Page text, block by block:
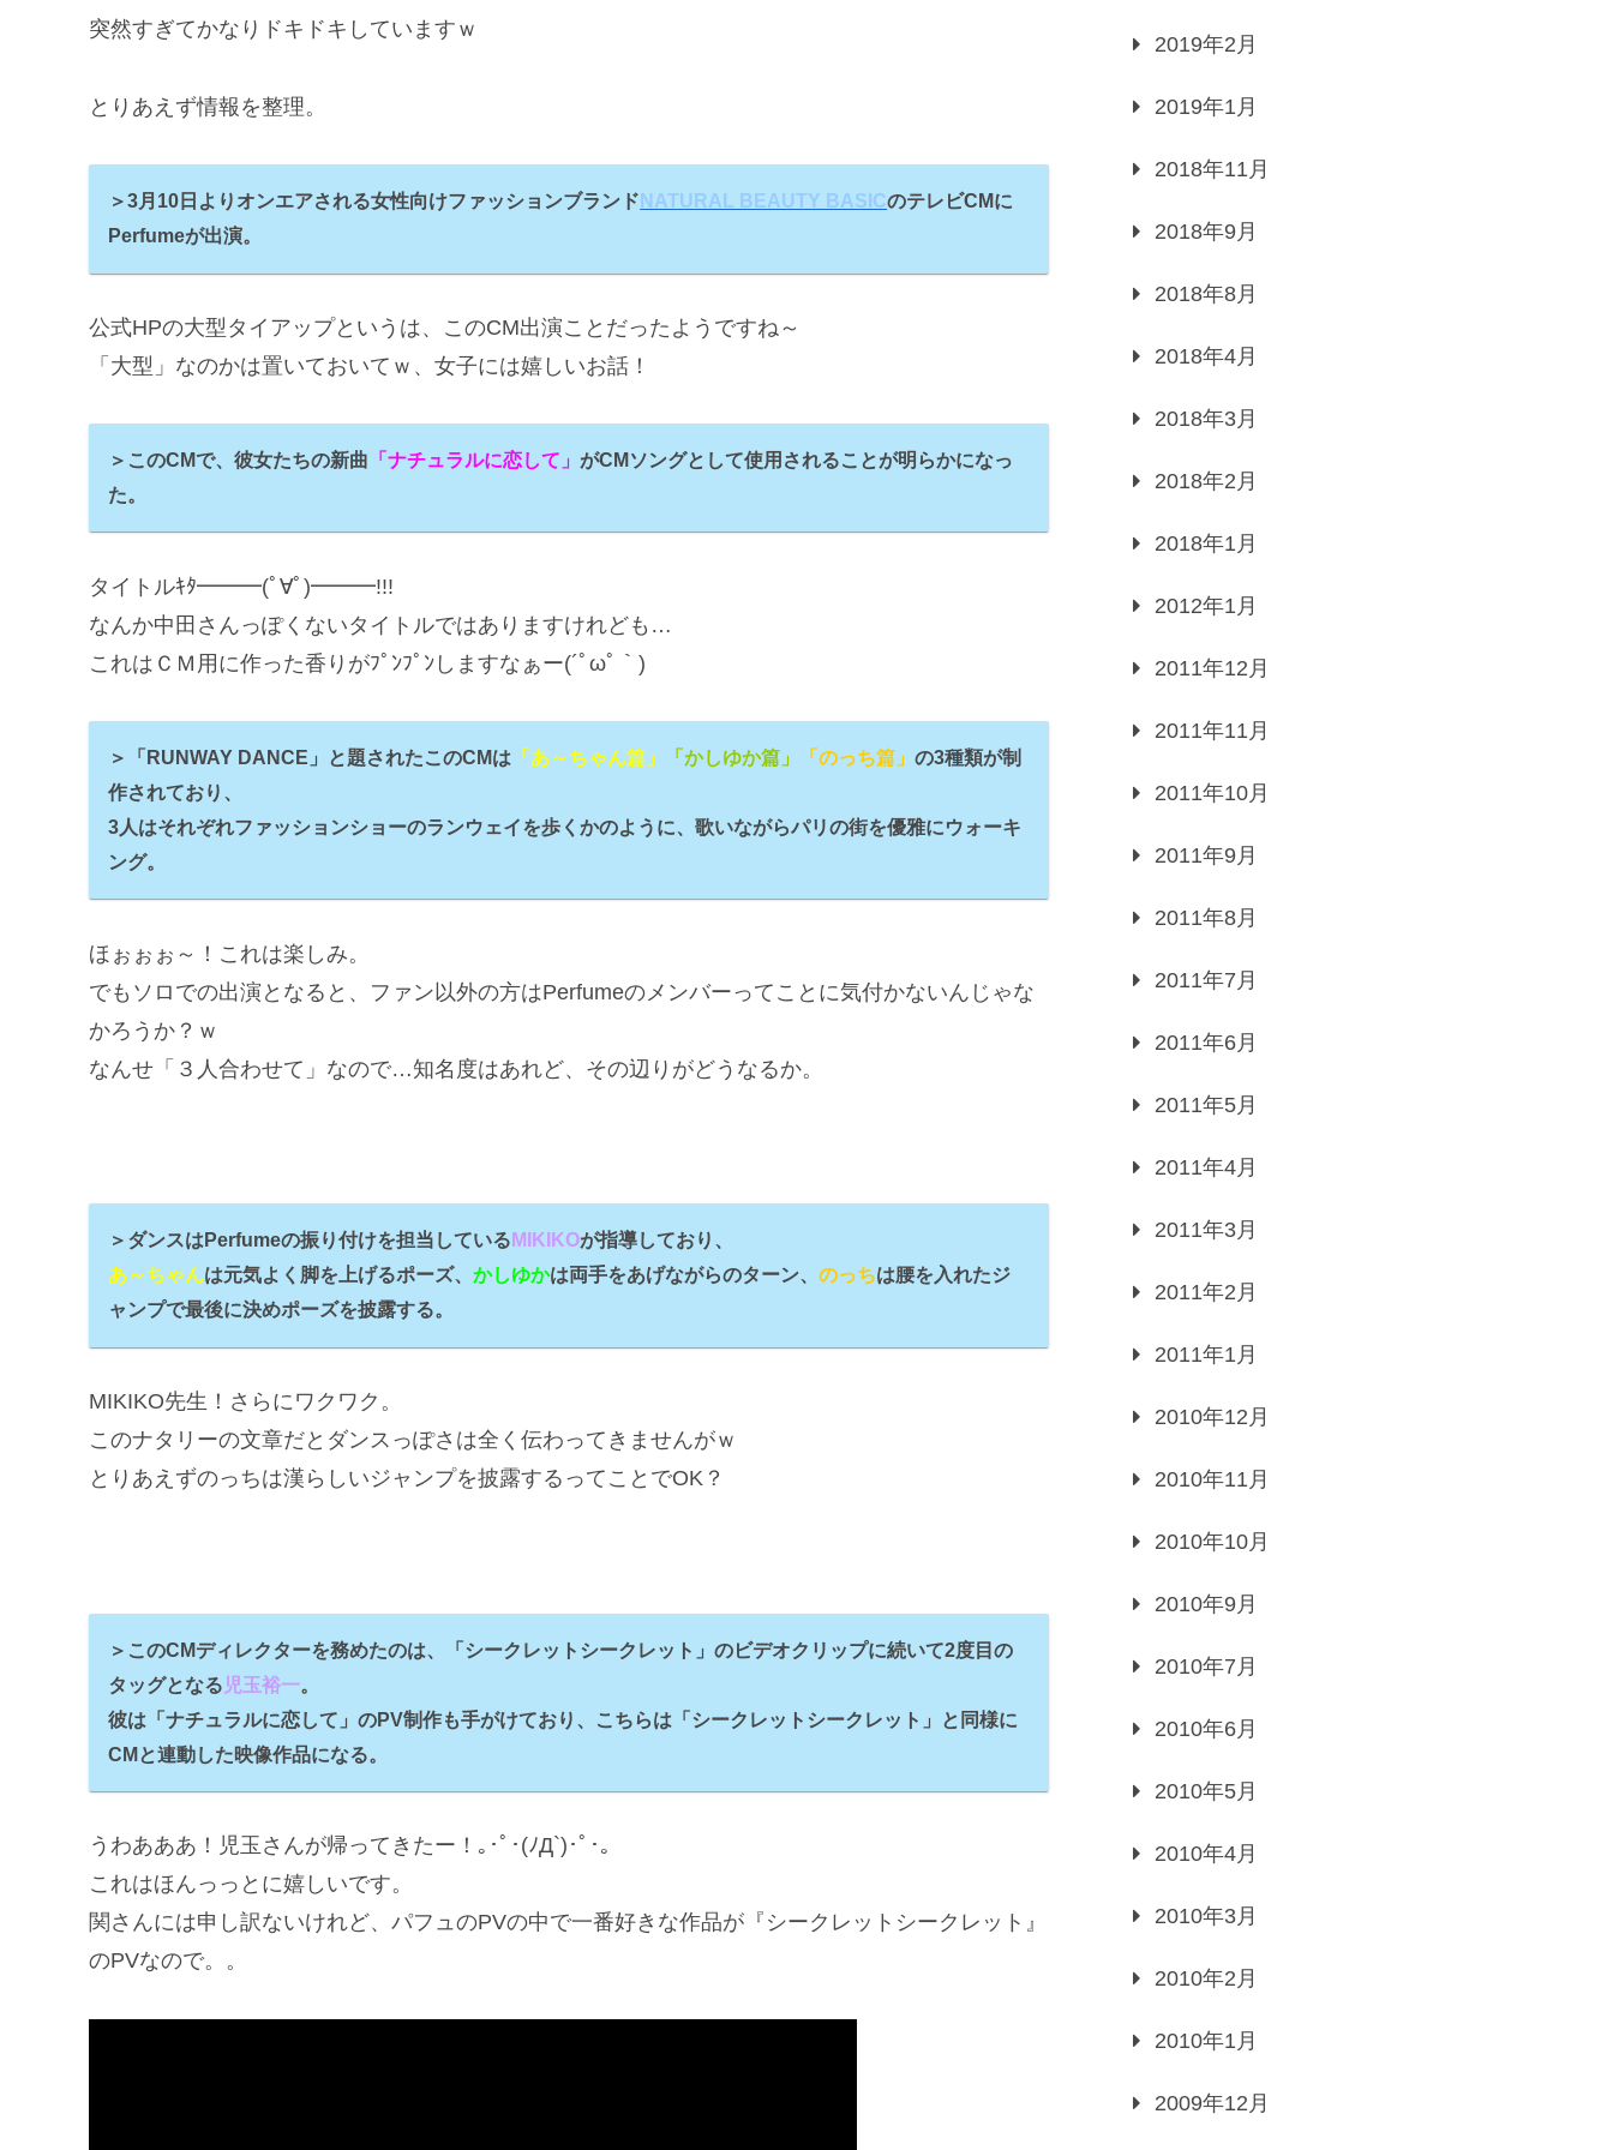
突然すぎてかなりドキドキしていますｗ
とりあえず情報を整理。
＞3月10日よりオンエアされる女性向けファッションブランド NATURAL BEAUTY BASICのテレビCMに
Perfumeが出演。
公式HPの大型タイアップというは、このCM出演ことだったようですね～
「大型」なのかは置いておいてｗ、女子には嬉しいお話！
＞このCMで、彼女たちの新曲 「ナチュラルに恋して」 がCMソングとして使用されることが明らかになっ
た。
タイトルｷﾀ━━━(ﾟ∀ﾟ)━━━!!!
なんか中田さんっぽくないタイトルではありますけれども…
これはＣＭ用に作った香りがﾌﾟﾝﾌﾟﾝしますなぁー(´ﾟωﾟ｀)
＞「RUNWAY DANCE」と題されたこのCMは 「あ～ちゃん篇」 「かしゆか篇」 「のっち篇」の3種類が制
作されており、
3人はそれぞれファッションショーのランウェイを歩くかのように、歌いながらパリの街を優雅にウォーキ
ング。
ほぉぉぉ～！これは楽しみ。
でもソロでの出演となると、ファン以外の方はPerfumeのメンバーってことに気付かないんじゃな
かろうか？ｗ
なんせ「３人合わせて」なので…知名度はあれど、その辺りがどうなるか。
＞ダンスはPerfumeの振り付けを担当している MIKIKOが指導しており、
あ～ちゃんは元気よく脚を上げるポーズ、かしゆかは両手をあげながらのターン、のっちは腰を入れたジ
ャンプで最後に決めポーズを披露する。
MIKIKO先生！さらにワクワク。
このナタリーの文章だとダンスっぽさは全く伝わってきませんがｗ
とりあえずのっちは漢らしいジャンプを披露するってことでOK？
＞このCMディレクターを務めたのは、「シークレットシークレット」のビデオクリップに続いて2度目の
タッグとなる 児玉裕一。
彼は「ナチュラルに恋して」のPV制作も手がけており、こちらは「シークレットシークレット」と同様に
CMと連動した映像作品になる。
うわあああ！児玉さんが帰ってきたー！｡･ﾟ･(ﾉД`)･ﾟ･｡
これはほんっっとに嬉しいです。
関さんには申し訳ないけれど、パフュのPVの中で一番好きな作品が『シークレットシークレット』
のPVなので。。
2019年2月
2019年1月
2018年11月
2018年9月
2018年8月
2018年4月
2018年3月
2018年2月
2018年1月
2012年1月
2011年12月
2011年11月
2011年10月
2011年9月
2011年8月
2011年7月
2011年6月
2011年5月
2011年4月
2011年3月
2011年2月
2011年1月
2010年12月
2010年11月
2010年10月
2010年9月
2010年7月
2010年6月
2010年5月
2010年4月
2010年3月
2010年2月
2010年1月
2009年12月